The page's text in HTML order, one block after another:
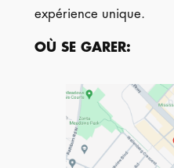
expérience unique.
OÙ SE GARER: